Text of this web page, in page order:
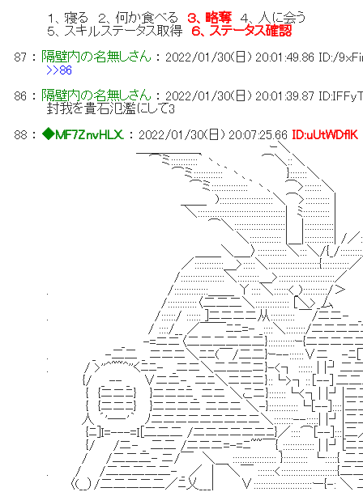
１、寝る ２、何か食べる３、略奪 ４、人に会う
５、スキルステータス取得６、ステータス確認
87 ： 隔壁内の名無しさん ：2022/01/30(日) 20:01:49.86 ID:/
>>86
86 ： 隔壁内の名無しさん ：2022/01/30(日) 20:01:39.87
封我を貴石氾濫にして3
88 ：◆MF7ZnvHLX. ：2022/01/30(日) 20:07:25.66 ID:uUtWDflK
＿＿＿＿＿ ｰ＼
⌒ミ:::::::::::｀丶、 ⌒＼::＼
⌒ミ::::::::::::｀丶、 }:::::::＼
⌒ミ:::::::::::::::｀丶、 ⌒>:::::::＼
＿＿ )::::::::::::::::::::::＼⌒>:::::::::: |
＼::::::::::::::::::::::::::::::::::::| ﾐ::::::::::: |
⌒＼:::::::::::::::::::::| |::::::::::::| ﾉ
＼::::::::::::: |＿|::::::::::::| /／
＿＿＼＿_〉::::::::::::＼:::＼/{_/
／::::::::::::＿>:::::＼:::::::::::::::::::::{:::::::::::／
/::::::::::::::::::＼:::::::::＿>:::::::::::::::::::::::／
. /::::::::::::::＿＿ Υ::::＼::::::<_)::::::::::/＞
/::::::::::::〈二二二＼:::::::::::::: [＼>_厶
. /::::::/ :::::: ]ニニニニ从:::::::::: ￣/ニニ- _
/ ::::/__ ／￣￣ﾆﾆ=- _::::＼::::::::/ニニニニ
_ -=ニニ〈二二二二二二}:::::::::::ｰ{ニニニニニ
. _ -二二 _ ニニニ＼ﾆﾆ(￣/二二}ｰ--::::::∨ニ_ -ﾆ[
. / >''^~~^''くﾆﾆ- _ニニ＼二二二ニ}-<┐ :::::: | |┘二
{/ _ -- _ ∨ニニ-_ ニﾆ＼ニニニ}::└>┐::［--］二二
{ {ニニﾆ} }ニニﾆﾆ_ ニニ ＼こニ}:::::::└<┐| |┘|二
{ {ニニﾆ} }ニニニニ ニニニ ＼-}::::::::::::└[--]::::|二
人 ´'―‐'｀ ﾉニニニニニニニニニ＼::::::::--:::::| |┘|二
{ﾆ]I=---=I[二二二 /ニニニニニニﾆ}／::::⌒[--]:::|二
{/ /ニ- _ 二二 /ニニニ=-=ﾆ~~￣{_::::::::::::: | |┘[ニ
/ /二二二- ニ/￣ ＼＿ :::::::::::::::::: }:::::::::: └:::::{ 二
. / /二二二二二- _ ／ | ＼￣ :::::::<:::::::::::::::::::::::{二
〈(__）/二二二二二／ﾆ乂___| ∨::::::::::::::::::::::::ー{-: